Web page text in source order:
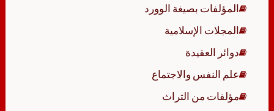
المؤلفات بصيغة الوورد
المجلات الإسلامية
دوائر العقيدة
علم النفس والاجتماع
مؤلفات من التراث